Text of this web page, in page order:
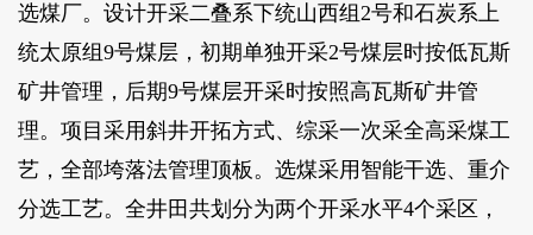
选煤厂。设计开采二叠系下统山西组2号和石炭系上
统太原组9号煤层，初期单独开采2号煤层时按低瓦斯
矿井管理，后期9号煤层开采时按照高瓦斯矿井管
理。项目采用斜井开拓方式、综采一次采全高采煤工
艺，全部垮落法管理顶板。选煤采用智能干选、重介
分选工艺。全井田共划分为两个开采水平4个采区，